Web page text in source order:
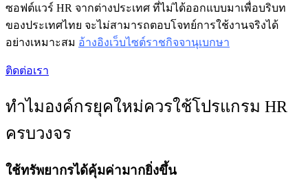
ซอฟต์แวร์ HR จากต่างประเทศ ที่ไม่ได้ออกแบบมาเพื่อบริบท
ของประเทศไทย จะไม่สามารถตอบโจทย์การใช้งานจริงได้
อย่างเหมาะสม อ้างอิงเว็บไซต์ราชกิจจานุเบกษา
ติดต่อเรา
ทำไมองค์กรยุคใหม่ควรใช้โปรแกรม HR
ครบวงจร
ใช้ทรัพยากรได้คุ้มค่ามากยิ่งขึ้น